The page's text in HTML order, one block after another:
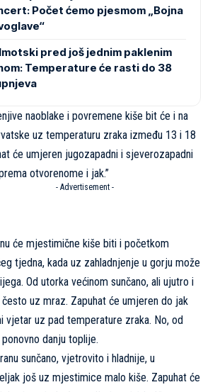
Počet ćemo pjesmom „Bojna
Imotski pred još jednim paklenim
Temperature će rasti do 38
naoblake i povremene kiše bit će i na
uz temperaturu zraka između 13 i 18
će umjeren jugozapadni i sjeverozapadni
otvorenome i jak.”
- Advertisement -
će mjestimične kiše biti i početkom
tjedna, kada uz zahladnjenje u gorju može
Od utorka većinom sunčano, ali ujutro i
često uz mraz. Zapuhat će umjeren do jak
vjetar uz pad temperature zraka. No, od
danju toplije.
sunčano, vjetrovito i hladnije, u
još uz mjestimice malo kiše. Zapuhat će